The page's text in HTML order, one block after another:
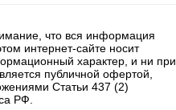
что вся информация
интернет-сайте носит
характер, и ни при
публичной офертой,
Статьи 437 (2)
РФ.